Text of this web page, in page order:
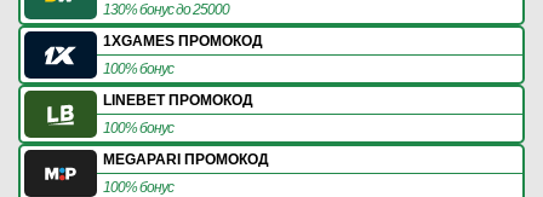
130% бонус до 25000
1XGAMES ПРОМОКОД
100% бонус
LINEBET ПРОМОКОД
100% бонус
MEGAPARI ПРОМОКОД
100% бонус